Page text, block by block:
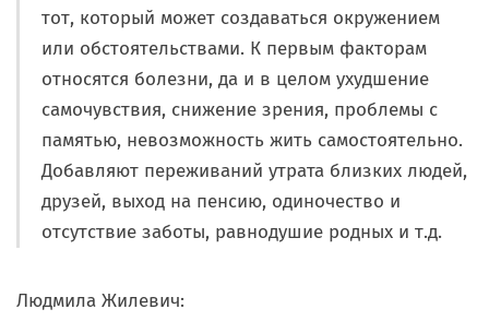
тот, который может создаваться окружением
или обстоятельствами. К первым факторам
относятся болезни, да и в целом ухудшение
самочувствия, снижение зрения, проблемы с
памятью, невозможность жить самостоятельно.
Добавляют переживаний утрата близких людей,
друзей, выход на пенсию, одиночество и
отсутствие заботы, равнодушие родных и т.д.
Людмила Жилевич: